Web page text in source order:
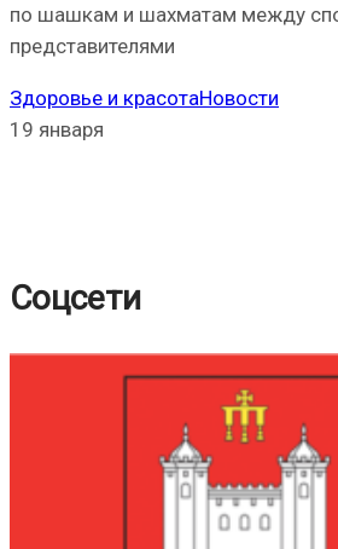
по шашкам и шахматам между
представителями
Здоровье и красотаНовости
19 января
Соцсети